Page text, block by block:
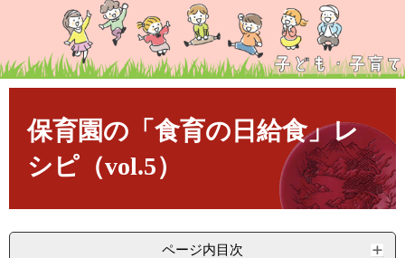
保育園の「食育の日給食」レ
シピ（vol.5）
ページ内目次